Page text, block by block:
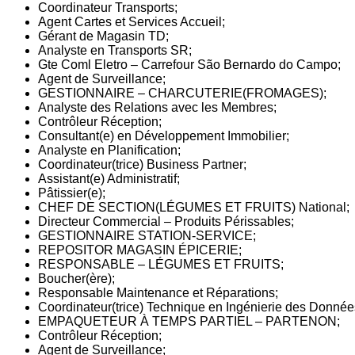
Coordinateur Transports;
Agent Cartes et Services Accueil;
Gérant de Magasin TD;
Analyste en Transports SR;
Gte Coml Eletro – Carrefour São Bernardo do Campo;
Agent de Surveillance;
GESTIONNAIRE – CHARCUTERIE(FROMAGES);
Analyste des Relations avec les Membres;
Contrôleur Réception;
Consultant(e) en Développement Immobilier;
Analyste en Planification;
Coordinateur(trice) Business Partner;
Assistant(e) Administratif;
Pâtissier(e);
CHEF DE SECTION(LÉGUMES ET FRUITS) National;
Directeur Commercial – Produits Périssables;
GESTIONNAIRE STATION-SERVICE;
REPOSITOR MAGASIN ÉPICERIE;
RESPONSABLE – LÉGUMES ET FRUITS;
Boucher(ère);
Responsable Maintenance et Réparations;
Coordinateur(trice) Technique en Ingénierie des
EMPAQUETEUR À TEMPS PARTIEL – PARTENON;
Contrôleur Réception;
Agent de Surveillance;